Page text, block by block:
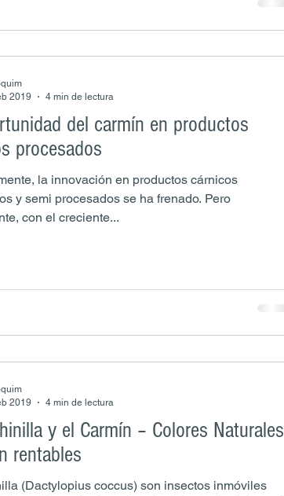
del carmín en productos
procesados
la innovación en productos cárnicos
y semi procesados se ha frenado. Pero
con el creciente...
2019
4 min de lectura
y el Carmín – Colores Naturales
rentables
(Dactylopius coccus) son insectos inmóviles
2019
4 min de lectura